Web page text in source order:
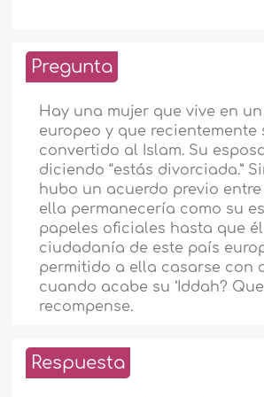
Pregunta
Hay una mujer que vive en
europeo y que recientemente
convertido al Islam. Su
diciendo “estás divorciada.”
hubo un acuerdo previo
ella permanecería como su
papeles oficiales hasta que
ciudadanía de este país
permitido a ella casarse con
cuando acabe su ‘Iddah?
recompense.
Respuesta